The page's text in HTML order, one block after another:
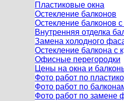
Пластиковые окна
Остекление балконов
Остекление балконов
Внутренняя отделка
Замена холодного
Остекление балкона с
Офисные перегородки
Цены на окна и
Фото работ по
Фото работ по
Фото работ по замене